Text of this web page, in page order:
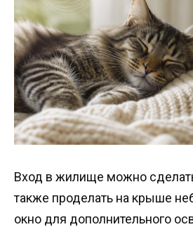
Вход в жилище можно
также проделать на крыше
окно для дополнительного